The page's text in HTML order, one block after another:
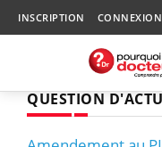
INSCRIPTION CONNEXION
QUESTION D'ACTU